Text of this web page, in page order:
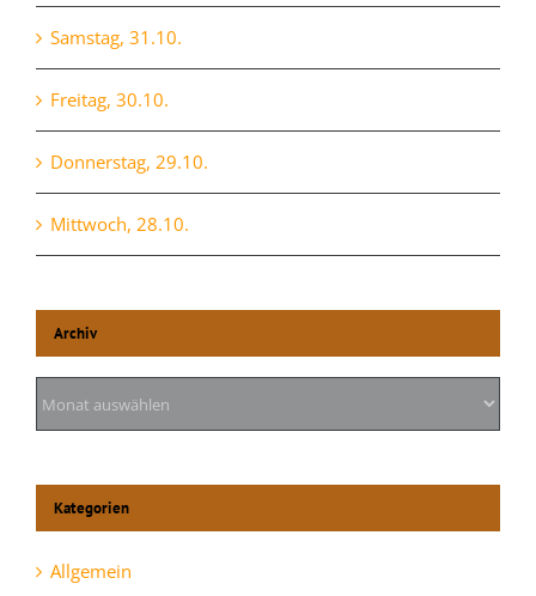
Samstag, 31.10.
Freitag, 30.10.
Donnerstag, 29.10.
Mittwoch, 28.10.
Archiv
Archiv
Kategorien
Allgemein